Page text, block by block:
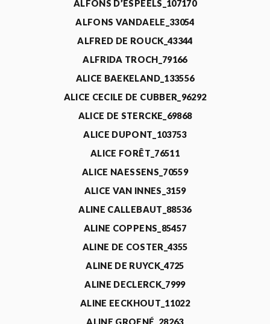
ALFONS D’ESPEELS_107170
ALFONS VANDAELE_33054
ALFRED DE ROUCK_43344
ALFRIDA TROCH_79166
ALICE BAEKELAND_133556
ALICE CECILE DE CUBBER_96292
ALICE DE STERCKE_69868
ALICE DUPONT_103753
ALICE FORÊT_76511
ALICE NAESSENS_70559
ALICE VAN INNES_3159
ALINE CALLEBAUT_88536
ALINE COPPENS_85457
ALINE DE COSTER_4355
ALINE DE RUYCK_4725
ALINE DECLERCK_7999
ALINE EECKHOUT_11022
ALINE GROENÉ_28263